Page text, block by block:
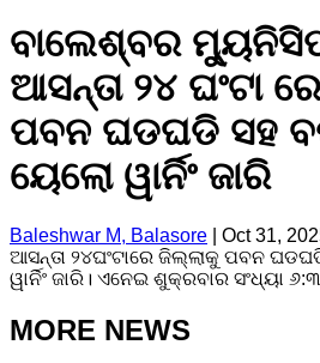
ବାଲେଶ୍ବର
ଆସନ୍ତା ୨୪ ଘଂଟା
ପବନ ଘଡଘଡି ସହ
ୟେଲୋ ୱାର୍ନିଂ ଜାରି
Baleshwar M, Balasore
Oct 31,
ଆସନ୍ତା ୨୪ଘଂଟାରେ ଜିଲ୍ଲାକୁ ପବନ
ୱାର୍ନିଂ ଜାରି। ଏନେଇ ଶୁକ୍ରବାର ସଂଧ୍ୟା
MORE NEWS